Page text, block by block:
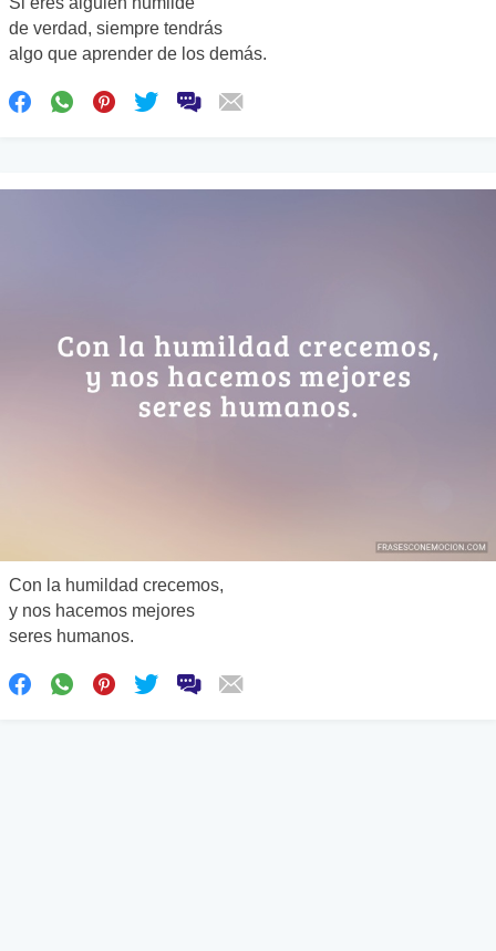
de verdad, siempre tendrás
algo que aprender de los demás.
Con la humildad crecemos,
y nos hacemos mejores
seres humanos.